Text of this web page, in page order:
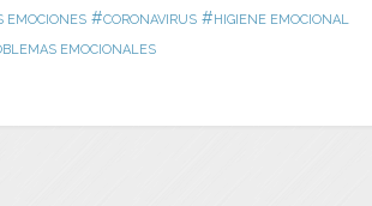
EMOCIONES#CORONAVIRUS#HIGIENE EMOCIONAL
EMOCIONALES